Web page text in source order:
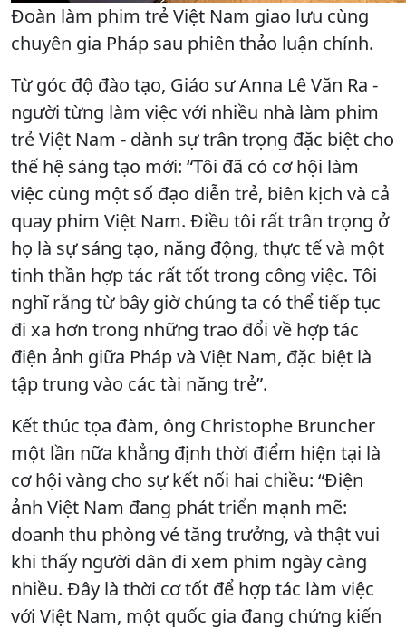
Đoàn làm phim trẻ Việt Nam giao lưu cùng
chuyên gia Pháp sau phiên thảo luận chính.
Từ góc độ đào tạo, Giáo sư Anna Lê Văn Ra -
người từng làm việc với nhiều nhà làm phim
trẻ Việt Nam - dành sự trân trọng đặc biệt cho
thế hệ sáng tạo mới: “Tôi đã có cơ hội làm
việc cùng một số đạo diễn trẻ, biên kịch và cả
quay phim Việt Nam. Điều tôi rất trân trọng ở
họ là sự sáng tạo, năng động, thực tế và một
tinh thần hợp tác rất tốt trong công việc. Tôi
nghĩ rằng từ bây giờ chúng ta có thể tiếp tục
đi xa hơn trong những trao đổi về hợp tác
điện ảnh giữa Pháp và Việt Nam, đặc biệt là
tập trung vào các tài năng trẻ”.
Kết thúc tọa đàm, ông Christophe Bruncher
một lần nữa khẳng định thời điểm hiện tại là
cơ hội vàng cho sự kết nối hai chiều: “Điện
ảnh Việt Nam đang phát triển mạnh mẽ:
doanh thu phòng vé tăng trưởng, và thật vui
khi thấy người dân đi xem phim ngày càng
nhiều. Đây là thời cơ tốt để hợp tác làm việc
với Việt Nam, một quốc gia đang chứng kiến